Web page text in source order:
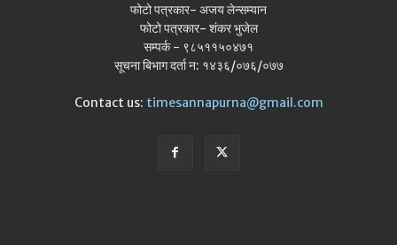
फोटो पत्रकार- अजय लेन्सम्यान
फोटो पत्रकार- शंकर भुजेल
सम्पर्क - ९८५११५०४७१
सूचना बिभाग दर्ता न: १४३६/०७६/०७७
Contact us: timesannapurna@gmail.com